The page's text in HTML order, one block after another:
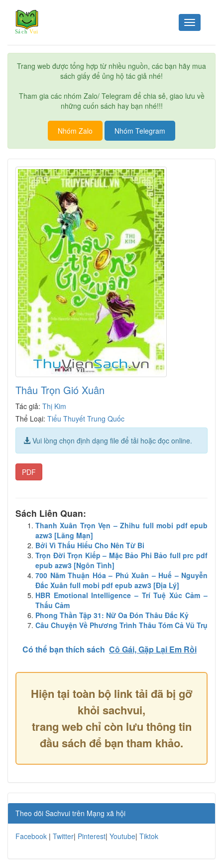
Toggle
navigation
Trang web được tổng hợp từ nhiều nguồn, các bạn hãy mua
sách giấy để ủng hộ tác giả nhé!
Tham gia các nhóm Zalo/ Telegram để chia sẻ, giao lưu về
những cuốn sách hay bạn nhé!!!
Nhóm Zalo Nhóm Telegram
Thâu Trọn Gió Xuân
Tác giả: Thị Kim
Thể Loại: Tiểu Thuyết Trung Quốc
Vui lòng chọn định dạng file để tải hoặc đọc online.
PDF
Sách Liên Quan:
Thanh Xuân Trọn Vẹn – Zhihu full mobi pdf epub
azw3 [Lãng Mạn]
Bởi Vì Thấu Hiểu Cho Nên Từ Bi
Trọn Đời Trọn Kiếp – Mặc Bảo Phi Bảo full prc pdf
epub azw3 [Ngôn Tình]
700 Năm Thuận Hóa – Phú Xuân – Huế – Nguyễn
Đắc Xuân full mobi pdf epub azw3 [Địa Lý]
HBR Emotional Intelligence – Trí Tuệ Xúc Cảm –
Thấu Cảm
Phong Thần Tập 31: Nữ Oa Đón Thâu Đắc Kỷ
Câu Chuyện Về Phương Trình Thâu Tóm Cả Vũ Trụ
Có thể bạn thích sách Cô Gái, Gặp Lại Em Rồi
Hiện tại toàn bộ link tải đã bị gỡ
khỏi sachvui,
trang web chỉ còn lưu thông tin
đầu sách để bạn tham khảo.
Theo dõi Sachvui trên Mạng xã hội
Facebook | Twitter| Pinterest| Youtube| Tiktok